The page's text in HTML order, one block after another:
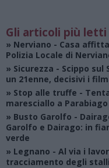
Gli articoli più letti
» Nerviano - Casa
Polizia Locale di
» Sicurezza - Scippo sul
un 21enne, decisivi i
» Stop alle truffe -
maresciallo a Parabiago
» Busto Garolfo -
Garolfo e Dairago: in
verde
» Legnano - Al via i
tracciamento degli